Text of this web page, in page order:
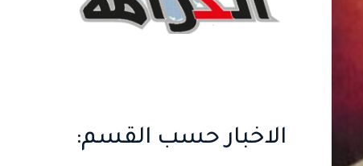
الاخبار حسب القسم: